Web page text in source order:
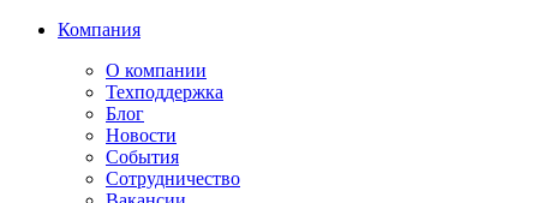
Компания
О компании
Техподдержка
Блог
Новости
События
Сотрудничество